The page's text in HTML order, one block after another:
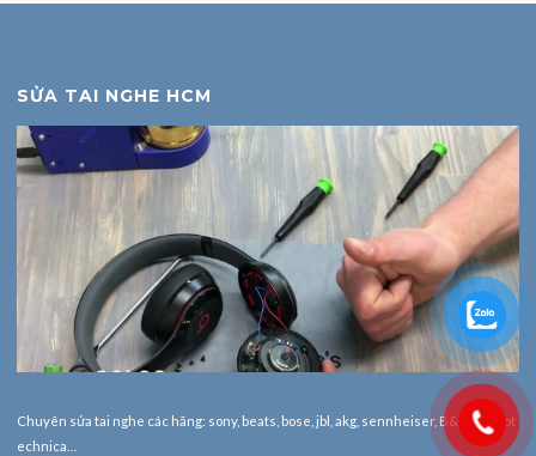
SỬA TAI NGHE HCM
Chuyên sửa tai nghe các hãng: sony, beats, bose, jbl, akg, sennheiser, B&O, Audiot
echnica…